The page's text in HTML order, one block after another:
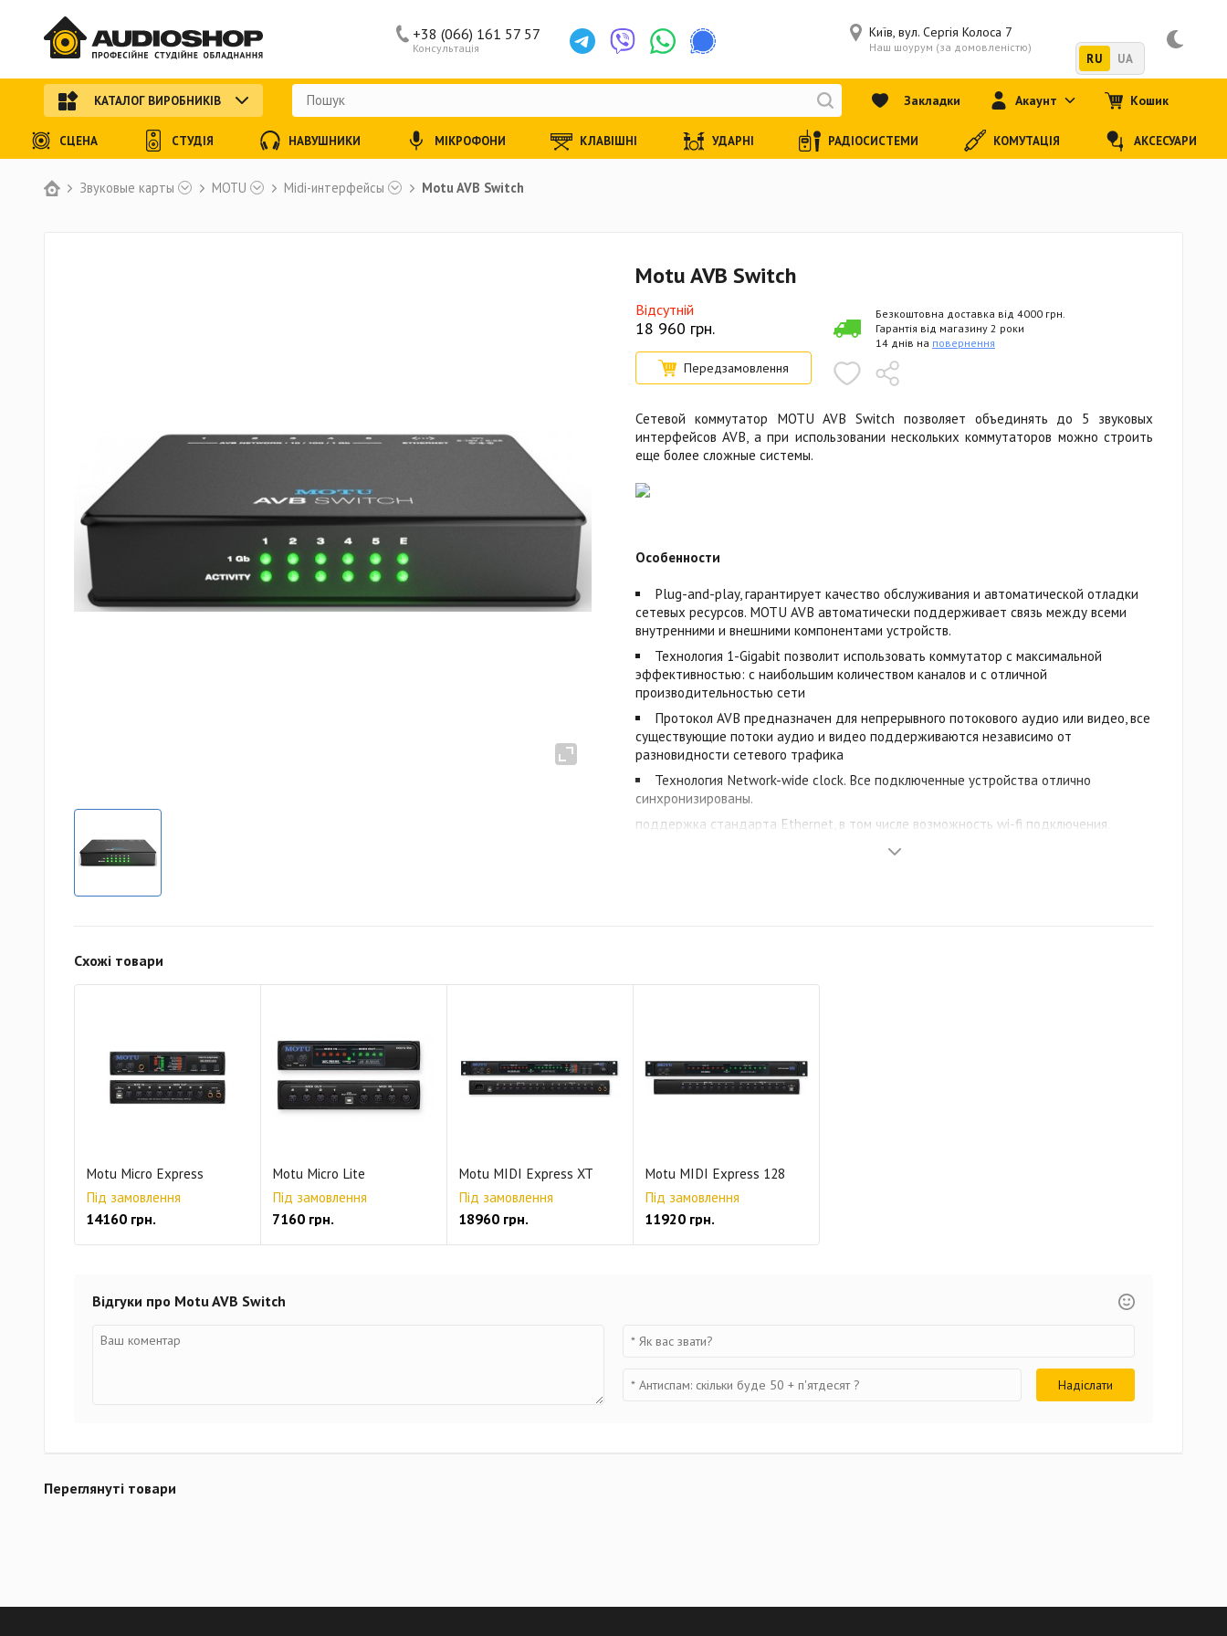
Звуковые карты MOTU Midi-интерфейсы Motu AVB Switch
Motu AVB Switch
Відсутній
18 960 грн.
Передзамовлення
Безкоштовна доставка від 4000 грн.
Гарантія від магазину 2 роки
14 днів на повернення
Сетевой коммутатор MOTU AVB Switch позволяет объединять до 5 звуковых
интерфейсов AVB, а при использовании нескольких коммутаторов можно строить
еще более сложные системы.
Особенности
Plug-and-play, гарантирует качество обслуживания и автоматической отладки
сетевых ресурсов. MOTU AVB автоматически поддерживает связь между всеми
внутренними и внешними компонентами устройств.
Технология 1-Gigabit позволит использовать коммутатор с максимальной
эффективностью: с наибольшим количеством каналов и с отличной
производительностью сети
Протокол AVB предназначен для непрерывного потокового аудио или видео, все
существующие потоки аудио и видео поддерживаются независимо от
разновидности сетевого трафика
Технология Network-wide clock. Все подключенные устройства отлично
синхронизированы.
поддержка стандарта Ethernet, в том числе возможность wi-fi подключения.
Схожі товари
Motu Micro Express
Під замовлення
14160 грн.
Motu Micro Lite
Під замовлення
7160 грн.
Motu MIDI Express XT
Під замовлення
18960 грн.
Motu MIDI Express 128
Під замовлення
11920 грн.
Відгуки про Motu AVB Switch
Переглянуті товари
Консультація
+38 (066) 161 57 57 Київ, вул. Сергія Колоса 7
Наш шоурум (за домовленістю)
RU UA
КАТАЛОГ ВИРОБНИКІВ Закладки Акаунт Кошик
СЦЕНА СТУДІЯ НАВУШНИКИ МІКРОФОНИ КЛАВІШНІ УДАРНІ РАДІОСИСТЕМИ КОМУТАЦІЯ АКСЕСУАРИ